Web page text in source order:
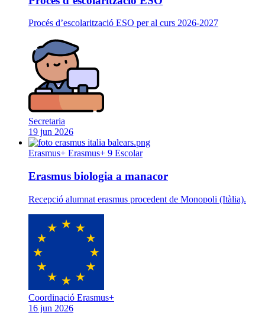
Procés d’escolarització ESO per al curs 2026-2027
Secretaria
19 jun 2026
Erasmus+ Erasmus+ 9 Escolar
Erasmus biologia a manacor
Recepció alumnat erasmus procedent de Monopoli (Itàlia).
Coordinació Erasmus+
16 jun 2026